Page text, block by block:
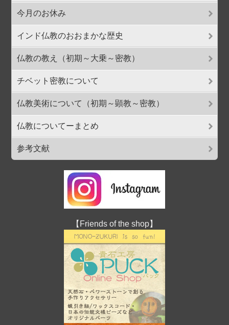
今月のお休み
インド仏教のおおまかな歴史
仏教の教え（初期～大乗～密教）
チベット密教について
仏教美術について（初期～顕教～密教）
仏教についてーまとめ
参考文献
【Friends of the shop】